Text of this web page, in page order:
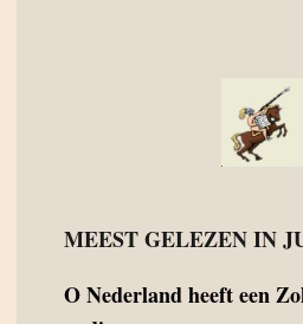
MEEST GELEZEN IN
ONederland heeft een